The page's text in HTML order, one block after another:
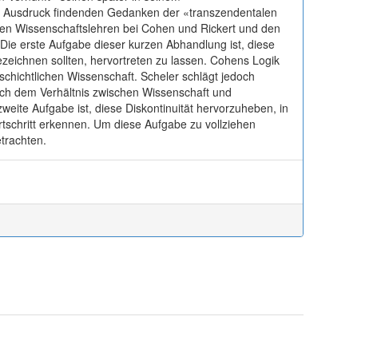
findenden Gedanken der «transzendentalen
Wissenschaftslehren bei Cohen und Rickert und den
erste Aufgabe dieser kurzen Abhandlung ist, diese
sollten, hervortreten zu lassen. Cohens Logik
Wissenschaft. Scheler schlägt jedoch
dem Verhältnis zwischen Wissenschaft und
Aufgabe ist, diese Diskontinuität hervorzuheben, in
erkennen. Um diese Aufgabe zu vollziehen